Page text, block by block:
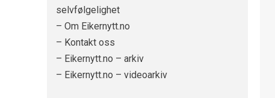
selvfølgelighet
– Om Eikernytt.no
– Kontakt oss
– Eikernytt.no – arkiv
– Eikernytt.no – videoarkiv